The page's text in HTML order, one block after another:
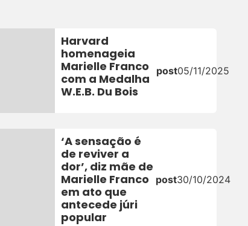
Harvard
homenageia
Marielle Franco
com a Medalha
W.E.B. Du Bois
post05/11/2025
‘A sensação é
de reviver a
dor’, diz mãe de
Marielle Franco
em ato que
antecede júri
popular
post30/10/2024